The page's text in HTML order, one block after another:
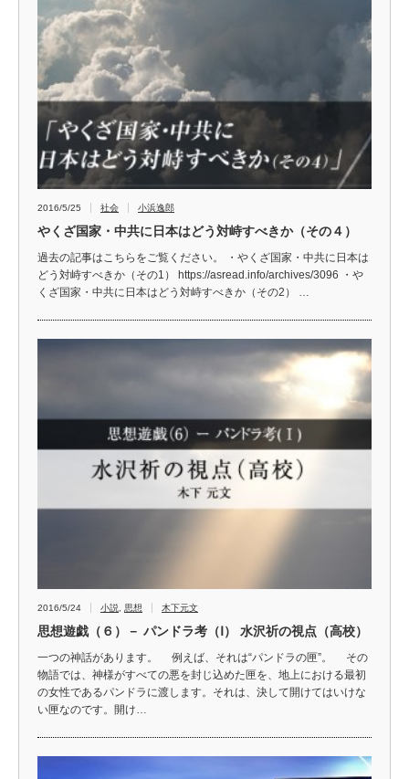
2016/5/25 社会 小浜逸郎
やくざ国家・中共に日本はどう対峙すべきか（その４）
過去の記事はこちらをご覧ください。 ・やくざ国家・中共に日本は
どう対峙すべきか（その1） https://asread.info/archives/3096 ・や
くざ国家・中共に日本はどう対峙すべきか（その2） …
2016/5/24 小説 思想 木下元文
思想遊戯（６）－ パンドラ考（Ⅰ） 水沢祈の視点（高校）
一つの神話があります。 例えば、それは“パンドラの匣”。 その
物語では、神様がすべての悪を封じ込めた匣を、地上における最初
の女性であるパンドラに渡します。それは、決して開けてはいけな
い匣なのです。開け…